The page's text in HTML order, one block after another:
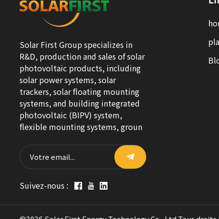
Solar First Group specializes in
R&D, production and sales of solar
photovoltaic products, including
solar power systems, solar
trackers, solar floating mounting
systems, and building integrated
photovoltaic (BIPV) system,
flexible mounting systems, groun
Suivez-nous :